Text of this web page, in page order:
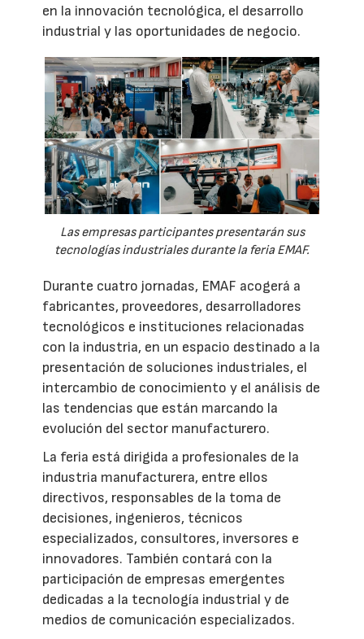
en la innovación tecnológica, el desarrollo
industrial y las oportunidades de negocio.
Las empresas participantes presentarán sus
tecnologías industriales durante la feria EMAF.
Durante cuatro jornadas, EMAF acogerá a
fabricantes, proveedores, desarrolladores
tecnológicos e instituciones relacionadas
con la industria, en un espacio destinado a la
presentación de soluciones industriales, el
intercambio de conocimiento y el análisis de
las tendencias que están marcando la
evolución del sector manufacturero.
La feria está dirigida a profesionales de la
industria manufacturera, entre ellos
directivos, responsables de la toma de
decisiones, ingenieros, técnicos
especializados, consultores, inversores e
innovadores. También contará con la
participación de empresas emergentes
dedicadas a la tecnología industrial y de
medios de comunicación especializados.